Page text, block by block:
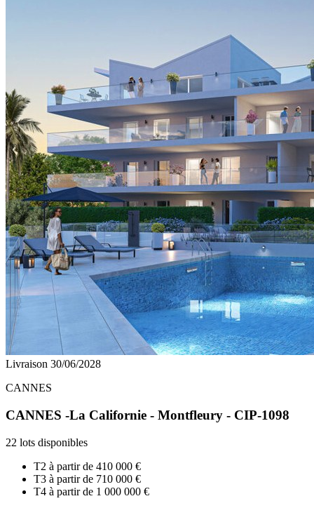
Livraison 30/06/2028
CANNES
CANNES -La Californie - Montfleury - CIP-1098
22 lots disponibles
T2 à partir de 410 000 €
T3 à partir de 710 000 €
T4 à partir de 1 000 000 €